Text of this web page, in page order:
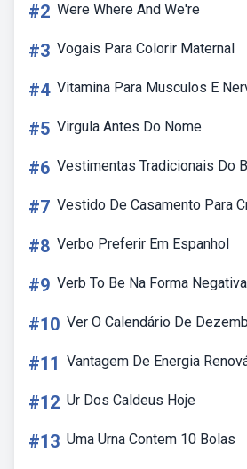
#2 Were Where And We're
#3 Vogais Para Colorir Maternal
#4 Vitamina Para Musculos E
#5 Virgula Antes Do Nome
#6 Vestimentas Tradicionais Do
#7 Vestido De Casamento Para
#8 Verbo Preferir Em Espanhol
#9 Verb To Be Na Forma Negativa
#10 Ver O Calendário De
#11 Vantagem De Energia
#12 Ur Dos Caldeus Hoje
#13 Uma Urna Contem 10 Bolas